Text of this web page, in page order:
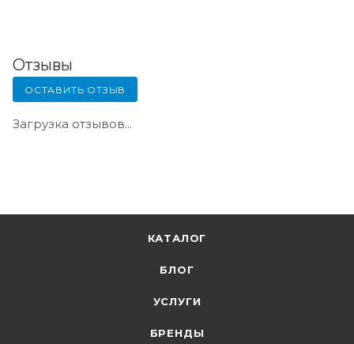
Отзывы
ОСТАВИТЬ ОТЗЫВ
Загрузка отзывов...
КАТАЛОГ
БЛОГ
УСЛУГИ
БРЕНДЫ